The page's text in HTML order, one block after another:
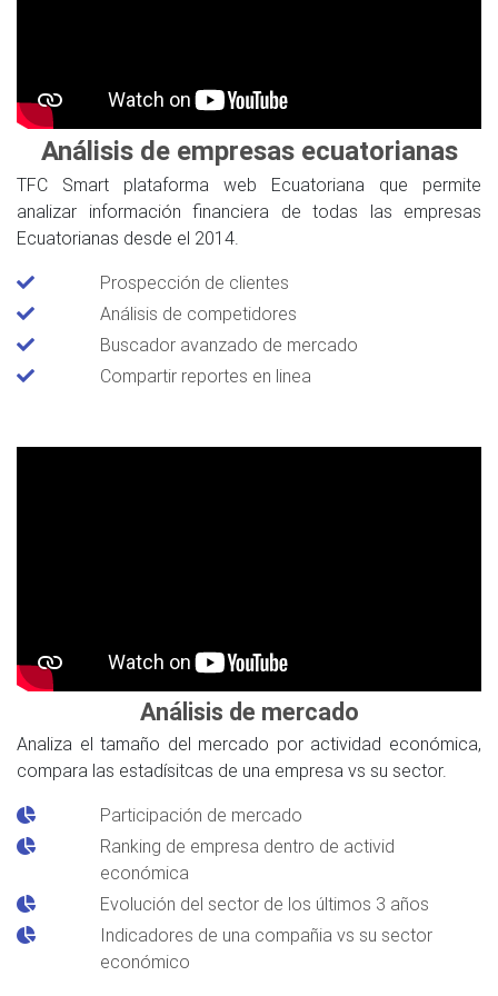
Análisis de empresas ecuatorianas
TFC Smart plataforma web Ecuatoriana que permite
analizar información financiera de todas las empresas
Ecuatorianas desde el 2014.
Prospección de clientes
Análisis de competidores
Buscador avanzado de mercado
Compartir reportes en linea
Análisis de mercado
Analiza el tamaño del mercado por actividad económica,
compara las estadísitcas de una empresa vs su sector.
Participación de mercado
Ranking de empresa dentro de activid
económica
Evolución del sector de los últimos 3 años
Indicadores de una compañia vs su sector
económico